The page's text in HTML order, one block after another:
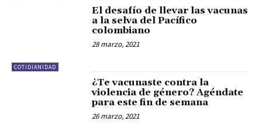
COTIDIANIDAD
El desafío de llevar las vacunas
a la selva del Pacífico
colombiano
28 marzo, 2021
¿Te vacunaste contra la
violencia de género? Agéndate
para este fin de semana
26 marzo, 2021